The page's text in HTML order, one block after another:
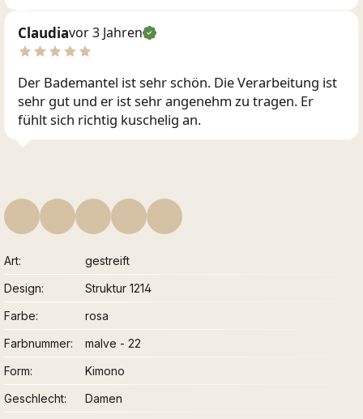
Claudiavor 3 Jahren
Der Bademantel ist sehr schön. Die Verarbeitung ist
sehr gut und er ist sehr angenehm zu tragen. Er
fühlt sich richtig kuschelig an.
Art
gestreift
Design
Struktur 1214
Farbe
rosa
Farbnummer
malve - 22
Form
Kimono
Geschlecht
Damen